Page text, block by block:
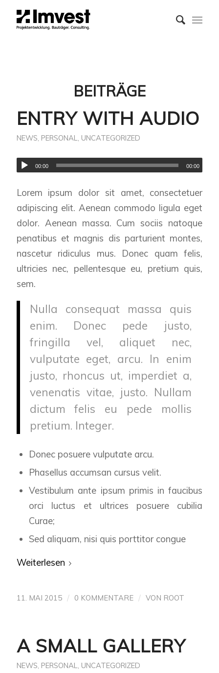
BEITRÄGE
ENTRY WITH AUDIO
NEWS, PERSONAL, UNCATEGORIZED
00:00 00:00
Lorem ipsum dolor sit amet, consectetuer
adipiscing elit. Aenean commodo ligula eget
dolor. Aenean massa. Cum sociis natoque
penatibus et magnis dis parturient montes,
nascetur ridiculus mus. Donec quam felis,
ultricies nec, pellentesque eu, pretium quis,
sem.
Nulla consequat massa quis
enim. Donec pede justo,
fringilla vel, aliquet nec,
vulputate eget, arcu. In enim
justo, rhoncus ut, imperdiet a,
venenatis vitae, justo. Nullam
dictum felis eu pede mollis
pretium. Integer.
Donec posuere vulputate arcu.
Phasellus accumsan cursus velit.
Vestibulum ante ipsum primis in faucibus
orci luctus et ultrices posuere cubilia
Curae;
Sed aliquam, nisi quis porttitor congue
Weiterlesen
11. MAI 2015 / 0 KOMMENTARE / VON ROOT
A SMALL GALLERY
NEWS, PERSONAL, UNCATEGORIZED